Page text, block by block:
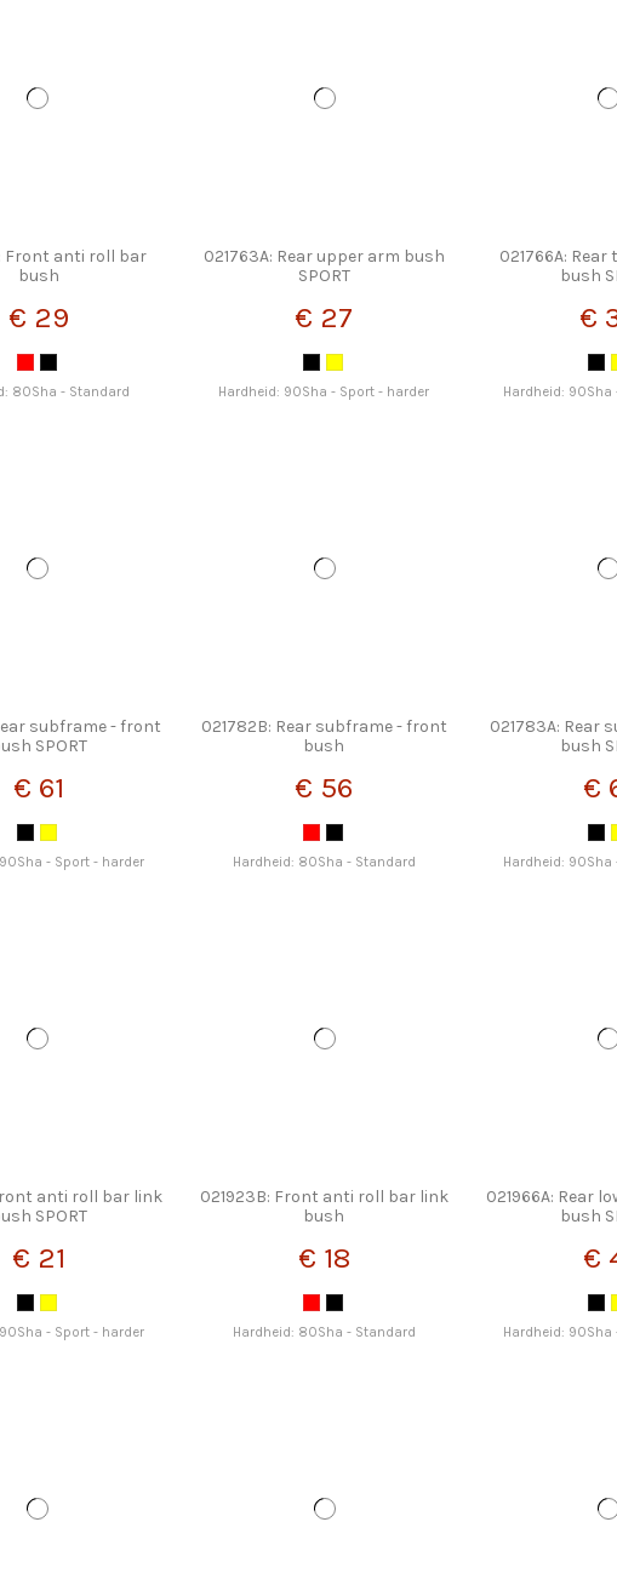
Front anti roll bar
bush
€ 29
80Sha - Standard
021763A: Rear upper arm bush
SPORT
€ 27
Hardheid: 90Sha - Sport - harder
021766A:
bush
€
Hardheid: 90Sha
subframe - front
SPORT
€ 61
- Sport - harder
021782B: Rear subframe - front
bush
€ 56
Hardheid: 80Sha - Standard
021783A: Rear
bush
€
Hardheid: 90Sha
anti roll bar link
SPORT
€ 21
- Sport - harder
021923B: Front anti roll bar link
bush
€ 18
Hardheid: 80Sha - Standard
021966A: Rear
bush
€
Hardheid: 90Sha